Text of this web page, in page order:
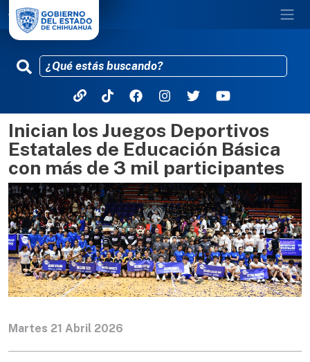
Pasar al contenido principal
Inician los Juegos Deportivos
Estatales de Educación Básica
con más de 3 mil participantes
Martes 21 Abril 2026